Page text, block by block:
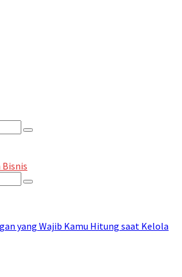
Search
Search
yang Wajib Kamu Hitung saat Kelola